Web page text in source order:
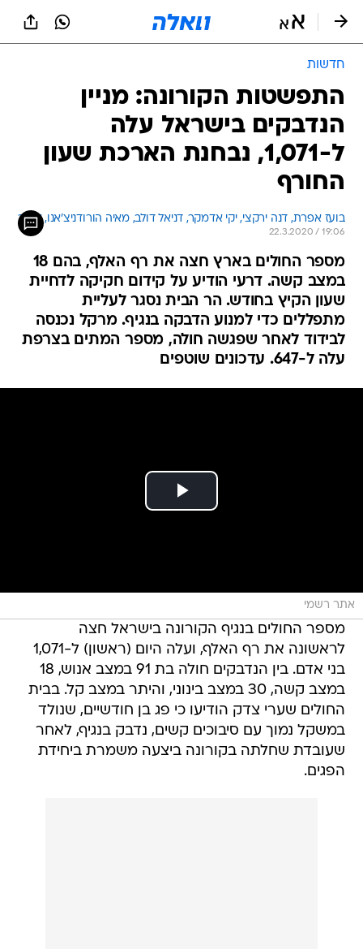
חדשות
התפשטות הקורונה: מניין
הנדבקים בישראל עלה
ל-1,071, נבחנת הארכת שעון
החורף
בועז אפרת, דנה ירקצי, יקי אדמקר, דניאל דולב, מאיה הורודניצ'אנו, אמיר
22.3.2020 / 19:06
מספר החולים בארץ חצה את רף האלף, בהם 18
במצב קשה. דרעי הודיע על קידום חקיקה לדחיית
שעון הקיץ בחודש. הר הבית נסגר לעליית
מתפללים כדי למנוע הדבקה בנגיף. מרקל נכנסה
לבידוד לאחר שפגשה חולה, מספר המתים בצרפת
עלה ל-647. עדכונים שוטפים
אתר רשמי
מספר החולים בנגיף הקורונה בישראל חצה
לראשונה את רף האלף, ועלה היום (ראשון) ל-1,071
בני אדם. בין הנדבקים חולה בת 91 במצב אנוש, 18
במצב קשה, 30 במצב בינוני, והיתר במצב קל. בבית
החולים שערי צדק הודיעו כי פג בן חודשיים, שנולד
במשקל נמוך עם סיבוכים קשים, נדבק בנגיף, לאחר
שעובדת שחלתה בקורונה ביצעה משמרת ביחידת
הפגים.